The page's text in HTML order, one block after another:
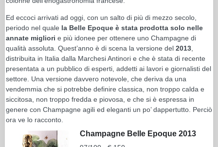
Ed eccoci arrivati ad oggi, con un salto di più di mezzo secolo,
periodo nel quale la Belle Epoque è stata prodotta solo nelle
annate migliori e più idonee per ottenere uno Champagne di
qualità assoluta. Quest’anno è di scena la versione del 2013
distribuita in Italia dalla Marchesi Antinori e che è stata di recente
presentata a un pubblico di esperti, addetti ai lavori e giornalisti del
settore. Una versione davvero notevole, che deriva da una
vendemmia che si potrebbe definire classica, non troppo calda e
siccitosa, non troppo fredda e piovosa, e che si è espressa in
genere con Champagne agili ed eleganti un po’ dappertutto. Perciò
ora ve lo racconto.
Champagne Belle Epoque 2013